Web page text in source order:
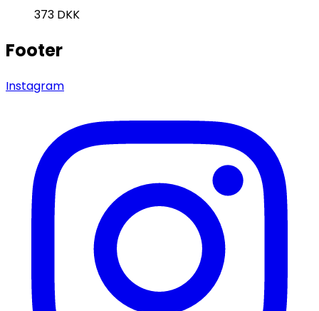
373 DKK
Footer
Instagram